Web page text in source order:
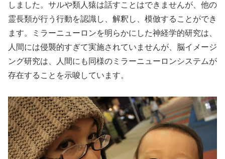
しました。サルや類人猿は話すことはできませんが、他の
霊長類が行う行動を認識し、解釈し、模倣することができ
ます。ミラーニューロンを明らかにした神経学的研究は、
人間には侵襲的すぎて実施されていませんが、脳イメージ
ング研究は、人間にも同様のミラーニューロンシステムが
存在することを示唆しています。